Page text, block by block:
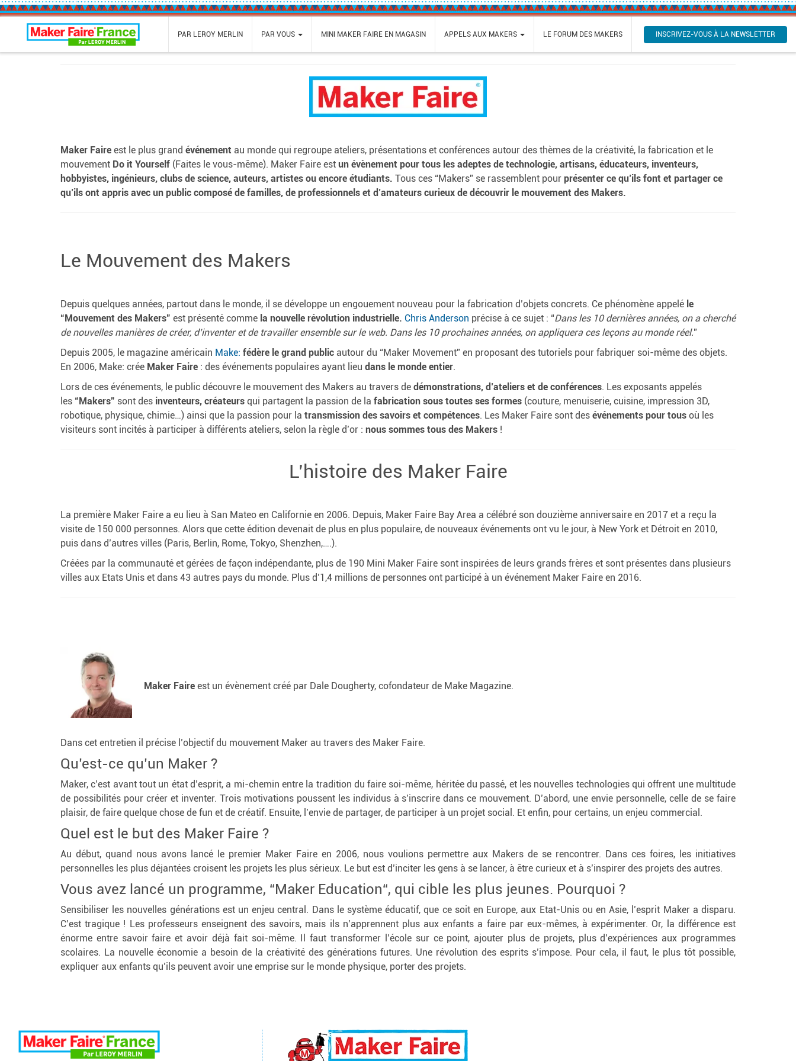
Maker Faire France PAR LEROY MERLIN PAR VOUS MINI MAKER FAIRE EN MAGASIN APPELS AUX MAKERS LE FORUM DES MAKERS INSCRIVEZ-VOUS À LA NEWSLETTER
Maker Faire est le plus grand événement au monde qui regroupe ateliers, présentations et conférences autour des thèmes de la créativité, la fabrication et le
mouvement Do it Yourself (Faites le vous-même). Maker Faire est un évènement pour tous les adeptes de technologie, artisans, éducateurs, inventeurs,
hobbyistes, ingénieurs, clubs de science, auteurs, artistes ou encore étudiants. Tous ces “Makers” se rassemblent pour présenter ce qu’ils font et partager ce
qu’ils ont appris avec un public composé de familles, de professionnels et d’amateurs curieux de découvrir le mouvement des Makers.
Le Mouvement des Makers
Depuis quelques années, partout dans le monde, il se développe un engouement nouveau pour la fabrication d’objets concrets. Ce phénomène appelé le
“Mouvement des Makers” est présenté comme la nouvelle révolution industrielle. Chris Anderson précise à ce sujet : “Dans les 10 dernières années, on a cherché
de nouvelles manières de créer, d’inventer et de travailler ensemble sur le web. Dans les 10 prochaines années, on appliquera ces leçons au monde réel.”
Depuis 2005, le magazine américain Make: fédère le grand public autour du “Maker Movement” en proposant des tutoriels pour fabriquer soi-même des objets.
En 2006, Make: crée Maker Faire : des événements populaires ayant lieu dans le monde entier.
Lors de ces événements, le public découvre le mouvement des Makers au travers de démonstrations, d’ateliers et de conférences. Les exposants appelés
les “Makers” sont des inventeurs, créateurs qui partagent la passion de la fabrication sous toutes ses formes (couture, menuiserie, cuisine, impression 3D,
robotique, physique, chimie…) ainsi que la passion pour la transmission des savoirs et compétences. Les Maker Faire sont des événements pour tous où les
visiteurs sont incités à participer à différents ateliers, selon la règle d’or : nous sommes tous des Makers !
L’histoire des Maker Faire
La première Maker Faire a eu lieu à San Mateo en Californie en 2006. Depuis, Maker Faire Bay Area a célébré son douzième anniversaire en 2017 et a reçu la
visite de 150 000 personnes. Alors que cette édition devenait de plus en plus populaire, de nouveaux événements ont vu le jour, à New York et Détroit en 2010,
puis dans d’autres villes (Paris, Berlin, Rome, Tokyo, Shenzhen,….).
Créées par la communauté et gérées de façon indépendante, plus de 190 Mini Maker Faire sont inspirées de leurs grands frères et sont présentes dans plusieurs
villes aux Etats Unis et dans 43 autres pays du monde. Plus d’1,4 millions de personnes ont participé à un événement Maker Faire en 2016.
Maker Faire est un évènement créé par Dale Dougherty, cofondateur de Make Magazine.
Dans cet entretien il précise l’objectif du mouvement Maker au travers des Maker Faire.
Qu’est-ce qu’un Maker ?
Maker, c’est avant tout un état d’esprit, a mi-chemin entre la tradition du faire soi-même, héritée du passé, et les nouvelles technologies qui offrent une multitude
de possibilités pour créer et inventer. Trois motivations poussent les individus à s’inscrire dans ce mouvement. D’abord, une envie personnelle, celle de se faire
plaisir, de faire quelque chose de fun et de créatif. Ensuite, l’envie de partager, de participer à un projet social. Et enfin, pour certains, un enjeu commercial.
Quel est le but des Maker Faire ?
Au début, quand nous avons lancé le premier Maker Faire en 2006, nous voulions permettre aux Makers de se rencontrer. Dans ces foires, les initiatives
personnelles les plus déjantées croisent les projets les plus sérieux. Le but est d’inciter les gens à se lancer, à être curieux et à s’inspirer des projets des autres.
Vous avez lancé un programme, “Maker Education“, qui cible les plus jeunes. Pourquoi ?
Sensibiliser les nouvelles générations est un enjeu central. Dans le système éducatif, que ce soit en Europe, aux Etat-Unis ou en Asie, l’esprit Maker a disparu.
C’est tragique ! Les professeurs enseignent des savoirs, mais ils n’apprennent plus aux enfants a faire par eux-mêmes, à expérimenter. Or, la différence est
énorme entre savoir faire et avoir déjà fait soi-même. Il faut transformer l’école sur ce point, ajouter plus de projets, plus d’expériences aux programmes
scolaires. La nouvelle économie a besoin de la créativité des générations futures. Une révolution des esprits s’impose. Pour cela, il faut, le plus tôt possible,
expliquer aux enfants qu’ils peuvent avoir une emprise sur le monde physique, porter des projets.